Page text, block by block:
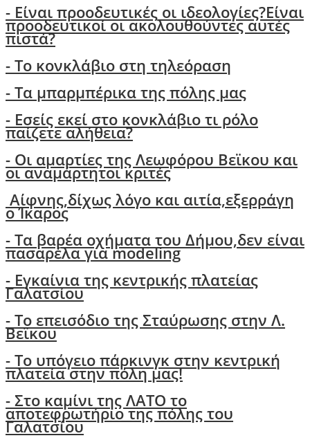
- Είναι προοδευτικές οι ιδεολογίες?Είναι
προοδευτικοί οι ακολουθούντες αυτές
πιστά?
- Τo κονκλάβιο στη τηλεόραση
- Τα μπαρμπέρικα της πόλης μας
- Εσείς εκεί στο κονκλάβιο τι ρόλο
παίζετε αλήθεια?
- Οι αμαρτίες της Λεωφόρου Βεϊκου και
οι αναμάρτητοι κριτές
Αίφνης,δίχως λόγο και αιτία,εξερράγη
ο Ίκαρος
- Tα βαρέα οχήματα του Δήμου,δεν είναι
πασαρέλα για modeling
- Εγκαίνια της κεντρικής πλατείας
Γαλατσίου
- Το επεισόδιο της Σταύρωσης στην Λ.
Βεϊκου
- Το υπόγειο πάρκινγκ στην κεντρική
πλατεία στην πόλη μας!
- Στο καμίνι της ΛΑΤΟ το
αποτεφρωτήριο της πόλης του
Γαλατσίου